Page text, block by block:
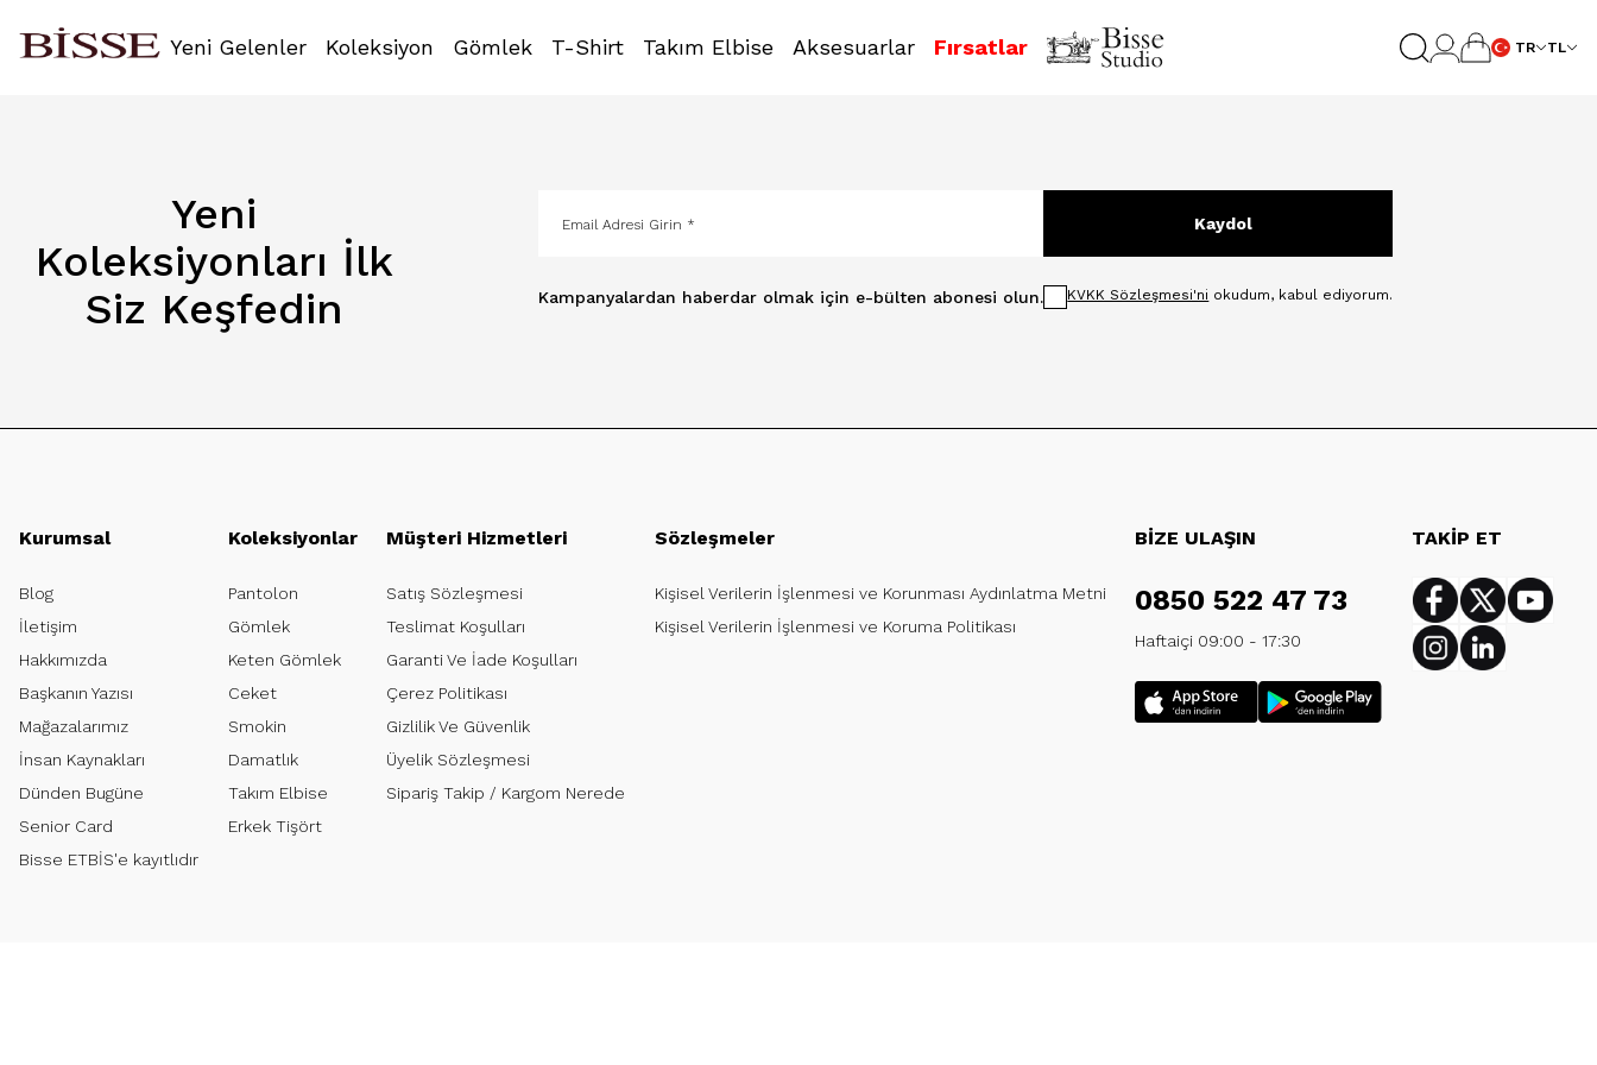
Yeni Gelenler Koleksiyon Gömlek T-Shirt Takım Elbise Aksesuarlar Fırsatlar TR TL
Yeni
Koleksiyonları İlk
Siz Keşfedin
Kampanyalardan haberdar olmak için e-bülten abonesi olun.
Kaydol
KVKK Sözleşmesi'ni okudum, kabul ediyorum.
Kurumsal
Blog
İletişim
Hakkımızda
Başkanın Yazısı
Mağazalarımız
İnsan Kaynakları
Dünden Bugüne
Senior Card
Bisse ETBİS'e kayıtlıdır
Koleksiyonlar
Pantolon
Gömlek
Keten Gömlek
Ceket
Smokin
Damatlık
Takım Elbise
Erkek Tişört
Müşteri Hizmetleri
Satış Sözleşmesi
Teslimat Koşulları
Garanti Ve İade Koşulları
Çerez Politikası
Gizlilik Ve Güvenlik
Üyelik Sözleşmesi
Sipariş Takip / Kargom Nerede
Sözleşmeler
Kişisel Verilerin İşlenmesi ve Korunması Aydınlatma Metni
Kişisel Verilerin İşlenmesi ve Koruma Politikası
BİZE ULAŞIN
0850 522 47 73
Haftaiçi 09:00 - 17:30
TAKİP ET
Facebook
Twitter
InstagramLinkedin